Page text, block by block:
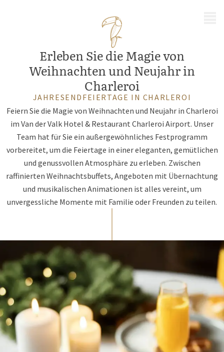
Erleben Sie die Magie von
Weihnachten und Neujahr in
Charleroi
JAHRESENDFEIERTAGE IN CHARLEROI
Feiern Sie die Magie von Weihnachten und Neujahr in Charleroi
im Van der Valk Hotel & Restaurant Charleroi Airport. Unser
Team hat für Sie ein außergewöhnliches Festprogramm
vorbereitet, um die Feiertage in einer eleganten, gemütlichen
und genussvollen Atmosphäre zu erleben. Zwischen
raffinierten Weihnachtsbuffets, Angeboten mit Übernachtung
und musikalischen Animationen ist alles vereint, um
unvergessliche Momente mit Familie oder Freunden zu teilen.